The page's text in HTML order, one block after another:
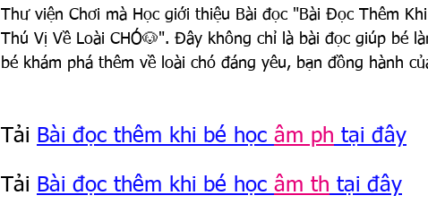
Thư viện Chơi mà Học giới thiệu Bài đọc "Bài Đọc Thêm
Thú Vị Về Loài CHÓ🐶". Đây không chỉ là bài đọc giúp bé
bé khám phá thêm về loài chó đáng yêu, bạn đồng hành
Tải Bài đọc thêm khi bé học âm ph tại đây
Tải Bài đọc thêm khi bé học âm th tại đây